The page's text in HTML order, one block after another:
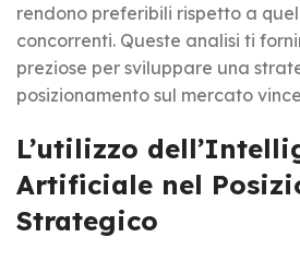
rendono preferibili rispetto a
concorrenti. Queste analisi ti
preziose per sviluppare una
posizionamento sul mercato
L’utilizzo
Artificiale nel
Strategico